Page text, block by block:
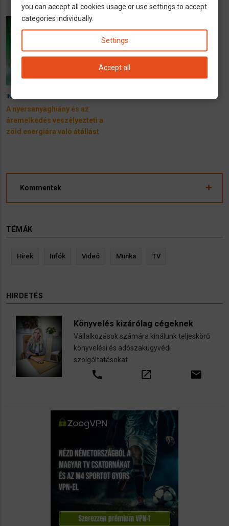
INFÓK
A nyersanyaghiány és az
áremelkedés veszélyezteti a
zöld energiára való átállást
Kommentek
TÉMÁK
Hírek Infók Videó Munka TV
HIRDETÉS
Könyvelés kizárólag cégeknek
Vállalkozások számára kínálunk teljeskörű
könyvelési és adószakügyvédi
szolgáltatásokat
call open_in_new email
you can accept all cookies usage or use settings to accept
categories individually.
Settings
Accept all